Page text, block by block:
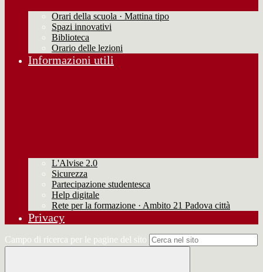
Orari della scuola · Mattina tipo
Spazi innovativi
Biblioteca
Orario delle lezioni
Informazioni utili
L'Alvise 2.0
Sicurezza
Partecipazione studentesca
Help digitale
Rete per la formazione · Ambito 21 Padova città
Privacy
Campo di ricerca per le pagine del sito